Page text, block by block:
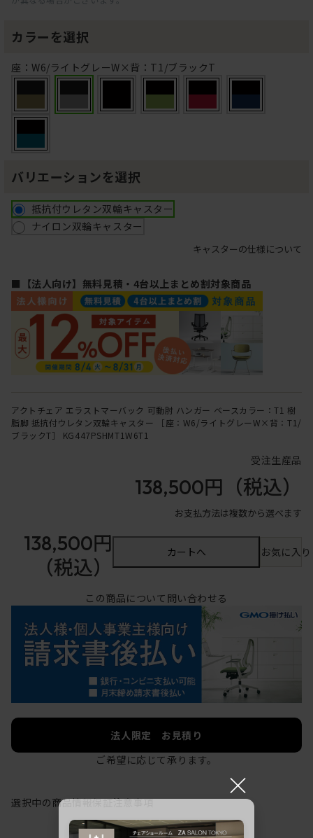
カラーを選択
座：W6/ライトグレーW×背：T1/ブラックT
バリエーションを選択
抵抗付ウレタン双輪キャスター
ナイロン双輪キャスター
キャスターの仕様について
■【法人向け】無料見積・4台以上まとめ割対象商品
アクトチェア エラストマーバック 可動肘 ハンガー ベースカラー：T1 樹
脂脚 抵抗付ウレタン双輪キャスター ［座：W6/ライトグレーW×背：T1/
ブラックT］ KG447PSHMT1W6T1
受注生産品
138,500円 （税込）
お支払方法は複数から選べます
138,500円
（税込）
カートへ お気に入
この商品について問い合わせる
法人限定 お見積り
ご希望に応じて承ります。
選択中の商品情報保証注意事項
×